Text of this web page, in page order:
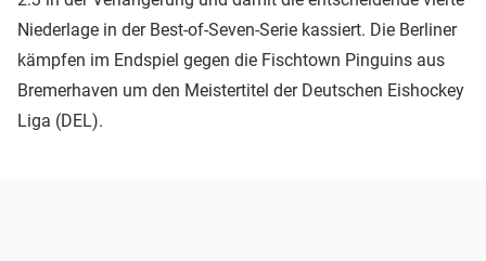
Niederlage in der Best-of-Seven-Serie kassiert. Die Berliner
kämpfen im Endspiel gegen die Fischtown Pinguins aus
Bremerhaven um den Meistertitel der Deutschen Eishockey
Liga (DEL).